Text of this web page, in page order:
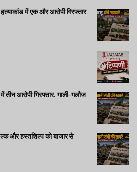
में एक और आरोपी गिरफ्तार
आरोपी गिरफ्तार, गाली-गलौज
और हस्तशिल्प को बाजार से